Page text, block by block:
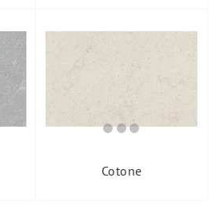
Cotone